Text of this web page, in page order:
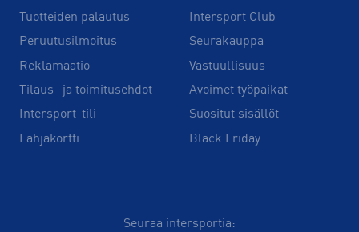
Tuotteiden palautus
Peruutusilmoitus
Reklamaatio
Tilaus- ja toimitusehdot
Intersport-tili
Lahjakortti
Intersport Club
Seurakauppa
Vastuullisuus
Avoimet työpaikat
Suositut sisällöt
Black Friday
Seuraa intersportia: